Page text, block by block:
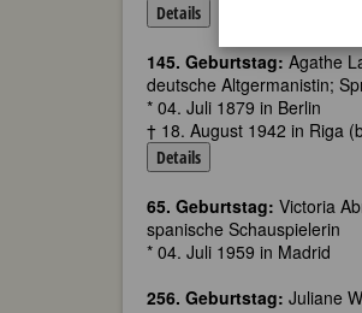
Details
145. Geburtstag: Agathe
deutsche Altgermanistin;
* 04. Juli 1879 in Berlin
† 18. August 1942 in Riga
Details
65. Geburtstag: Victoria
spanische Schauspielerin
* 04. Juli 1959 in Madrid
256. Geburtstag: Juliane